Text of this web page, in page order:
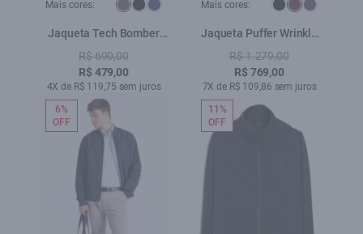
Mais cores:
Jaqueta Tech Bomber
Hood Grafite
R$ 690,00
R$ 479,00
4X de R$ 119,75 sem juros
Mais cores:
Jaqueta Puffer Wrinkle
Ellus Bordeaux
R$ 1.279,00
R$ 769,00
7X de R$ 109,86 sem juros
6%
OFF
11%
OFF